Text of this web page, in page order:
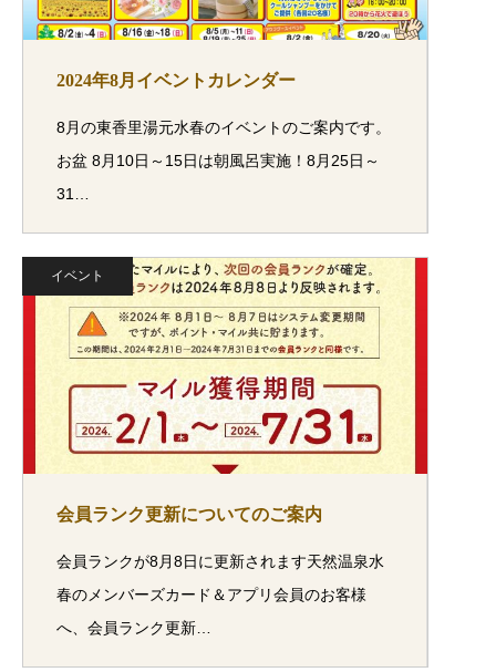
2024年8月イベントカレンダー
8月の東香里湯元水春のイベントのご案内です。
お盆 8月10日～15日は朝風呂実施！8月25日～
31…
イベント
会員ランク更新についてのご案内
会員ランクが8月8日に更新されます天然温泉水
春のメンバーズカード＆アプリ会員のお客様
へ、会員ランク更新…